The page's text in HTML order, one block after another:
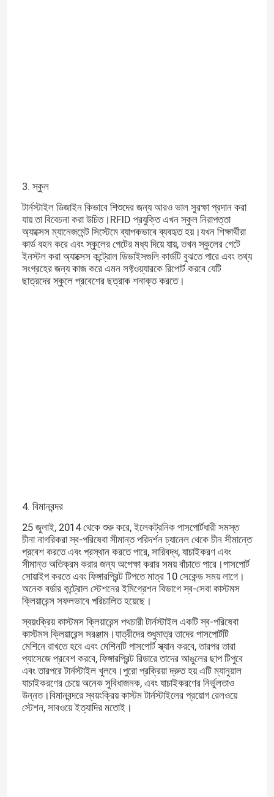
আমাদের সম্পর্কে
কারখানা ভ্রমণ
মান নিয়ন্ত্রণ
আমাদের সাথে যোগাযোগ করুন
খবর
3. স্কুল
টার্নস্টাইল ডিজাইন কিভাবে শিশুদের জন্য আরও ভাল সুরক্ষা প্রদান করা
যায় তা বিবেচনা করা উচিত।RFID প্রযুক্তি এখন স্কুল নিরাপত্তা
অ্যাক্সেস ম্যানেজমেন্ট সিস্টেমে ব্যাপকভাবে ব্যবহৃত হয়।যখন শিক্ষার্থীরা
কার্ড বহন করে এবং স্কুলের গেটের মধ্য দিয়ে যায়, তখন স্কুলের গেটে
ইনস্টল করা অ্যাক্সেস কন্ট্রোল ডিভাইসগুলি কার্ডটি বুঝতে পারে এবং তথ্য
সংগ্রহের জন্য কাজ করে এমন সফ্টওয়্যারকে রিপোর্ট করবে যেটি
ছাত্রদের স্কুলে প্রবেশের ছত্রাক শনাক্ত করতে।
4. বিমানবন্দর
25 জুলাই, 2014 থেকে শুরু করে, ইলেকট্রনিক পাসপোর্টধারী সমস্ত
চীনা নাগরিকরা স্ব-পরিষেবা সীমান্ত পরিদর্শন চ্যানেল থেকে চীন সীমান্তে
প্রবেশ করতে এবং প্রস্থান করতে পারে, সারিবদ্ধ, যাচাইকরণ এবং
সীমান্ত অতিক্রম করার জন্য অপেক্ষা করার সময় বাঁচাতে পারে।পাসপোর্ট
সোয়াইপ করতে এবং ফিঙ্গারপ্রিন্ট টিপতে মাত্র 10 সেকেন্ড সময় লাগে।
অনেক বর্ডার কন্ট্রোল স্টেশনের ইমিগ্রেশন বিভাগে স্ব-সেবা কাস্টমস
ক্লিয়ারেন্স সফলভাবে পরিচালিত হয়েছে।
স্বয়ংক্রিয় কাস্টমস ক্লিয়ারেন্স পথচারী টার্নস্টাইল একটি স্ব-পরিষেবা
কাস্টমস ক্লিয়ারেন্স সরঞ্জাম।যাত্রীদের শুধুমাত্র তাদের পাসপোর্টটি
মেশিনে রাখতে হবে এবং মেশিনটি পাসপোর্ট স্ক্যান করবে, তারপর তারা
প্যাসেজে প্রবেশ করবে, ফিঙ্গারপ্রিন্ট রিডারে তাদের আঙুলের ছাপ টিপুবে
এবং তারপরে টার্নস্টাইল খুলবে।পুরো প্রক্রিয়া দ্রুত হয়.এটি ম্যানুয়াল
যাচাইকরণের চেয়ে অনেক সুবিধাজনক, এবং যাচাইকরণের নির্ভুলতাও
উন্নত।বিমানবন্দরে স্বয়ংক্রিয় কাস্টম টার্নস্টাইলের প্রয়োগ রেলওয়ে
স্টেশন, সাবওয়ে ইত্যাদির মতোই।